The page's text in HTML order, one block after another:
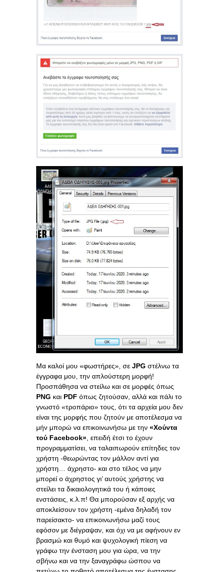
Μα καλοί μου «φωστήρες», σε JPG στέλνω τα
έγγραφα μου, την απλούστερη μορφή!
Προσπάθησα να στείλω και σε μορφές όπως
PNG και PDF όπως ζητούσαν, αλλά και πάλι το
γνωστό «τροπάριο» τους, ότι τα αρχεία μου δεν
είναι της μορφής που ζητούν με αποτέλεσμα να
μήν μπορώ να επικοινωνήσω με την «Xoύντα
τού Facebοοk» , επειδή έτσι το έχουν
προγραμματίσει, να ταλαιπωρούν επίτηδες τον
χρήστη -θεωρώντας τον μάλλον αντί για
χρήστη… άχρηστο- και στο τέλος να μην
μπορεί ο άχρηστος γι’ αυτούς χρήστης να
στείλει τα δικαιολογητικά του ή κάποιες
ενστάσεις, κ.λ.π! Θα μπορούσαν εξ αρχής να
αποκλείσουν τον χρήστη -εμένα δηλαδή τον
παρείσακτο- να επικοινωνήσω μαζί τους
εφόσον με διέγραψαν, και όχι να με αφήνουν εν
βρασμώ και θυμό και ψυχολογική πίεση να
γράφω την ένσταση μου για ώρα, να την
σβήνω και να την ξαναγράφω ώσπου να